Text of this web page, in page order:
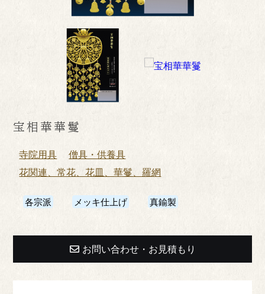
宝相華華鬘
寺院用具
僧具・供養具
花関連、常花、花皿、華鬘、羅網
各宗派 メッキ仕上げ 真鍮製
お問い合わせ・お見積もり